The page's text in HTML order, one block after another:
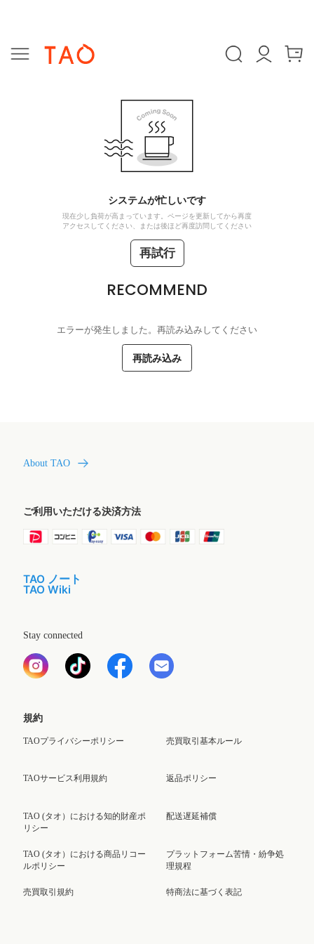
システムが忙しいです
現在少し負荷が高まっています。ページを更新してから再度
アクセスしてください、または後ほど再度訪問してください
再試行
RECOMMEND
エラーが発生しました。再読み込みしてください
再読み込み
About TAO
ご利用いただける決済方法
TAO ノート
TAO Wiki
Stay connected
規約
TAOプライバシーポリシー
TAOサービス利用規約
TAO (タオ）における知的財産ポ
リシー
TAO (タオ）における商品リコー
ルポリシー
売買取引規約
売買取引基本ルール
返品ポリシー
配送遅延補償
プラットフォーム苦情・紛争処
理規程
特商法に基づく表記